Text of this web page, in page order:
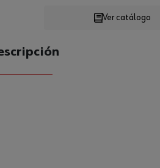
CANTIDAD
Ver catálogo